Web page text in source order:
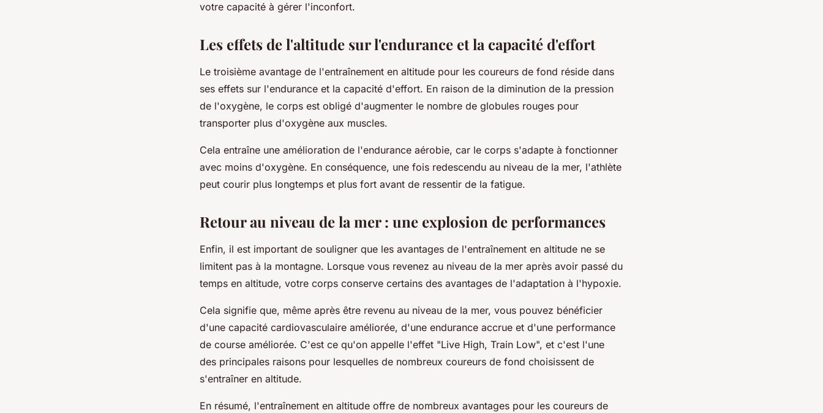
votre capacité à gérer l'inconfort.
Les effets de l'altitude sur l'endurance et la capacité d'effort
Le troisième avantage de l'entraînement en altitude pour les coureurs de fond réside dans
ses effets sur l'endurance et la capacité d'effort. En raison de la diminution de la pression
de l'oxygène, le corps est obligé d'augmenter le nombre de globules rouges pour
transporter plus d'oxygène aux muscles.
Cela entraîne une amélioration de l'endurance aérobie, car le corps s'adapte à fonctionner
avec moins d'oxygène. En conséquence, une fois redescendu au niveau de la mer, l'athlète
peut courir plus longtemps et plus fort avant de ressentir de la fatigue.
Retour au niveau de la mer : une explosion de performances
Enfin, il est important de souligner que les avantages de l'entraînement en altitude ne se
limitent pas à la montagne. Lorsque vous revenez au niveau de la mer après avoir passé du
temps en altitude, votre corps conserve certains des avantages de l'adaptation à l'hypoxie.
Cela signifie que, même après être revenu au niveau de la mer, vous pouvez bénéficier
d'une capacité cardiovasculaire améliorée, d'une endurance accrue et d'une performance
de course améliorée. C'est ce qu'on appelle l'effet "Live High, Train Low", et c'est l'une
des principales raisons pour lesquelles de nombreux coureurs de fond choisissent de
s'entraîner en altitude.
En résumé, l'entraînement en altitude offre de nombreux avantages pour les coureurs de